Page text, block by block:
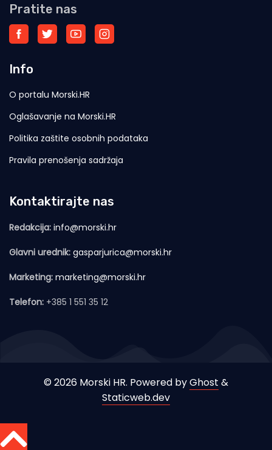
Pratite nas
Info
O portalu Morski.HR
Oglašavanje na Morski.HR
Politika zaštite osobnih podataka
Pravila prenošenja sadržaja
Kontaktirajte nas
Redakcija: info@morski.hr
Glavni urednik: gasparjurica@morski.hr
Marketing: marketing@morski.hr
Telefon: +385 1 551 35 12
© 2026 Morski HR. Powered byGhost &
Staticweb.dev